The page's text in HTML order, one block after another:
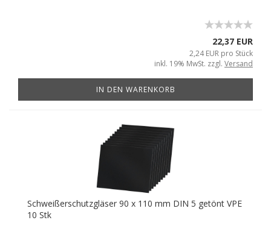
22,37 EUR
2,24 EUR pro Stück
inkl. 19% MwSt. zzgl. Versand
IN DEN WARENKORB
Schweißerschutzgläser 90 x 110 mm DIN 5 getönt VPE
10 Stk